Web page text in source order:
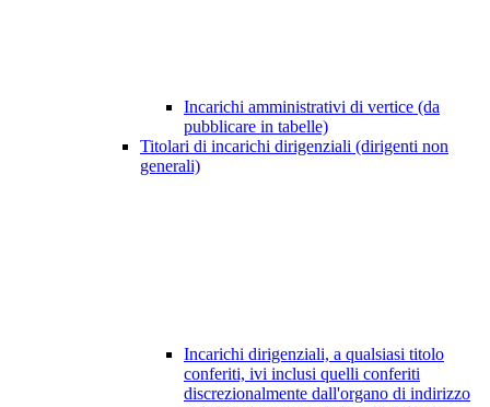
Incarichi amministrativi di vertice (da
pubblicare in tabelle)
Titolari di incarichi dirigenziali (dirigenti non
generali)
Incarichi dirigenziali, a qualsiasi titolo
conferiti, ivi inclusi quelli conferiti
discrezionalmente dall'organo di indirizzo